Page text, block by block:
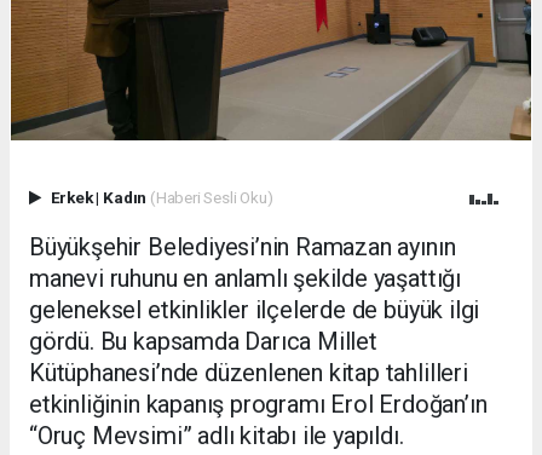
Erkek| Kadın (Haberi Sesli Oku)
Büyükşehir Belediyesi’nin Ramazan ayının
manevi ruhunu en anlamlı şekilde yaşattığı
geleneksel etkinlikler ilçelerde de büyük ilgi
gördü. Bu kapsamda Darıca Millet
Kütüphanesi’nde düzenlenen kitap tahlilleri
etkinliğinin kapanış programı Erol Erdoğan’ın
“Oruç Mevsimi” adlı kitabı ile yapıldı.